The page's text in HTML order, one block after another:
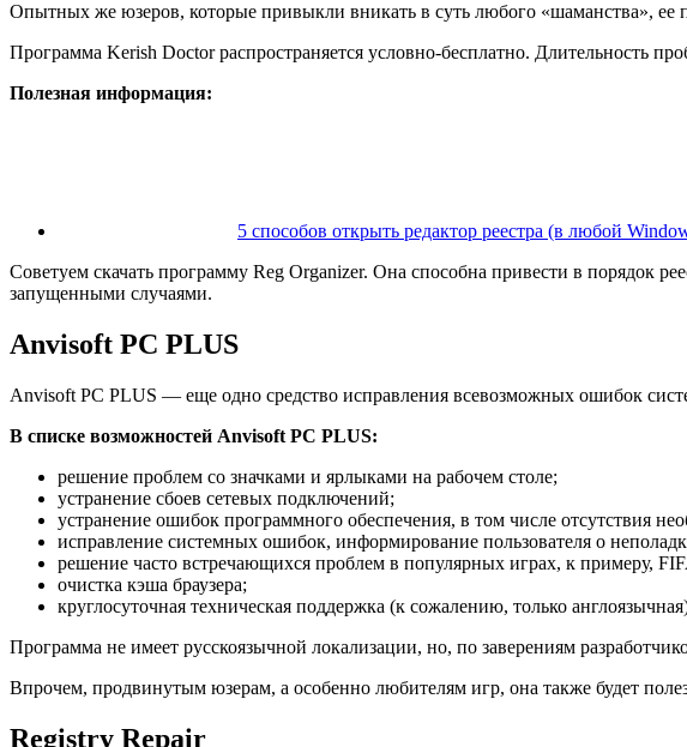
Опытных же юзеров, которые привыкли вникать в суть любого «шаманства», ее
Программа Kerish Doctor распространяется условно-бесплатно. Длительность
Полезная информация:
5 способов открыть редактор реестра (в любой
Советуем скачать программу Reg Organizer. Она способна привести в порядок
запущенными случаями.
Anvisoft PC PLUS
Anvisoft PC PLUS — еще одно средство исправления всевозможных ошибок
В списке возможностей Anvisoft PC PLUS:
решение проблем со значками и ярлыками на рабочем столе;
устранение сбоев сетевых подключений;
устранение ошибок программного обеспечения, в том числе отсутствия
исправление системных ошибок, информирование пользователя о
решение часто встречающихся проблем в популярных играх, к примеру,
очистка кэша браузера;
круглосуточная техническая поддержка (к сожалению, только
Программа не имеет русскоязычной локализации, но, по заверениям
Впрочем, продвинутым юзерам, а особенно любителям игр, она также будет
Registry Repair